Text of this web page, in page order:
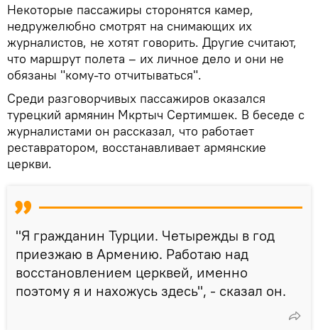
Некоторые пассажиры сторонятся камер,
недружелюбно смотрят на снимающих их
журналистов, не хотят говорить. Другие считают,
что маршрут полета – их личное дело и они не
обязаны "кому-то отчитываться".
Среди разговорчивых пассажиров оказался
турецкий армянин Мкртыч Сертимшек. В беседе с
журналистами он рассказал, что работает
реставратором, восстанавливает армянские
церкви.
"Я гражданин Турции. Четырежды в год
приезжаю в Армению. Работаю над
восстановлением церквей, именно
поэтому я и нахожусь здесь", - сказал он.